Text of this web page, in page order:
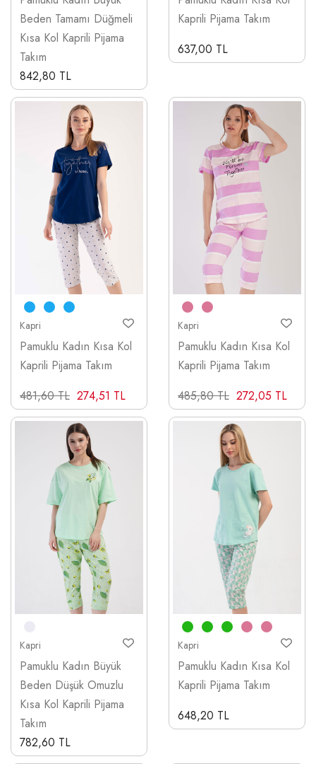
Beden Tamamı Düğmeli
Kısa Kol Kaprili Pijama
Takım
842,80 TL
Kaprili Pijama Takım
637,00 TL
Kapri
Pamuklu Kadın Kısa Kol
Kaprili Pijama Takım
481,60 TL 274,51 TL
Kapri
Pamuklu Kadın Kısa Kol
Kaprili Pijama Takım
485,80 TL 272,05 TL
Kapri
Pamuklu Kadın Büyük
Beden Düşük Omuzlu
Kısa Kol Kaprili Pijama
Takım
782,60 TL
Kapri
Pamuklu Kadın Kısa Kol
Kaprili Pijama Takım
648,20 TL